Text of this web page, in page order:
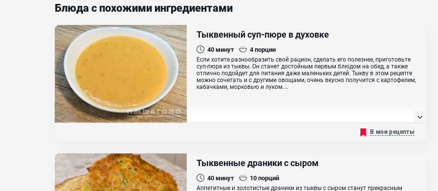
Блюда с похожими ингредиентами
Тыквенный суп-пюре в духовке
40минут 4порции
Если хотите разнообразить свой рацион, сделать его полезнее, приготовьте
суп-пюре из тыквы. Он станет достойным первым блюдом на обед, а также
отлично подойдет для питания даже маленьких детей. Тыкву в этом рецепте
можно сочетать и с другими овощами, очень вкусно получится с картофелем,
кабачками, морковью и луком....
В мои рецепты
Тыквенные драники с сыром
40минут 10порций
Аппетитные и золотистые драники из тыквы с сыром станут прекрасным